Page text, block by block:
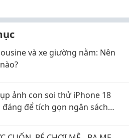
và xe giường nằm: Nên
ảnh con soi thử iPhone 18
đáng để tích gọn ngân sách